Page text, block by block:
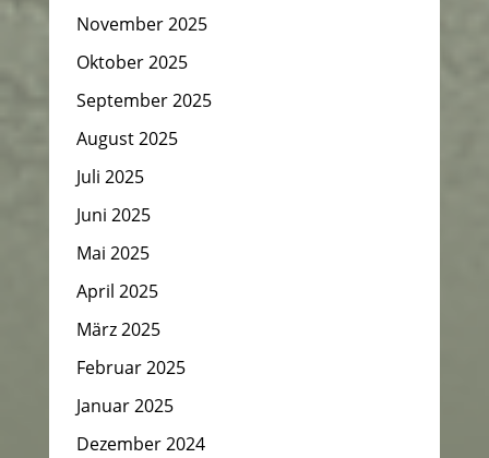
November 2025
Oktober 2025
September 2025
August 2025
Juli 2025
Juni 2025
Mai 2025
April 2025
März 2025
Februar 2025
Januar 2025
Dezember 2024